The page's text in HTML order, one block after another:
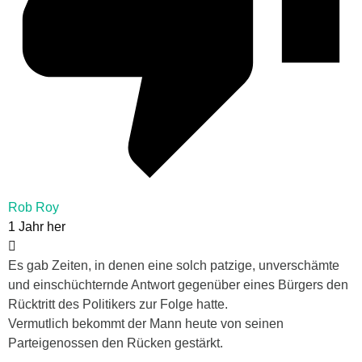
Rob Roy
1 Jahr her
Es gab Zeiten, in denen eine solch patzige, unverschämte
und einschüchternde Antwort gegenüber eines Bürgers den
Rücktritt des Politikers zur Folge hatte.
Vermutlich bekommt der Mann heute von seinen
Parteigenossen den Rücken gestärkt.